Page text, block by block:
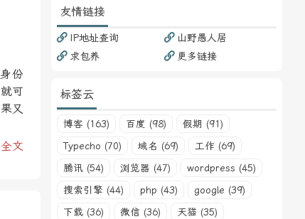
份
可
又
文
友情链接
IP地址查询
山野愚人居
求包养
更多链接
标签云
博客 (163) 百度 (98)
假期 (91)
Typecho (70)
域名 (69)
工作 (69)
腾讯 (54)
浏览器 (47)
wordpress (45)
搜索引擎 (44)
php (43)
google (39)
下载 (36)
微信 (36)
天猫 (35)